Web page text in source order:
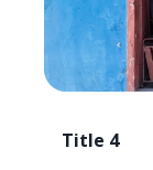
Title 4